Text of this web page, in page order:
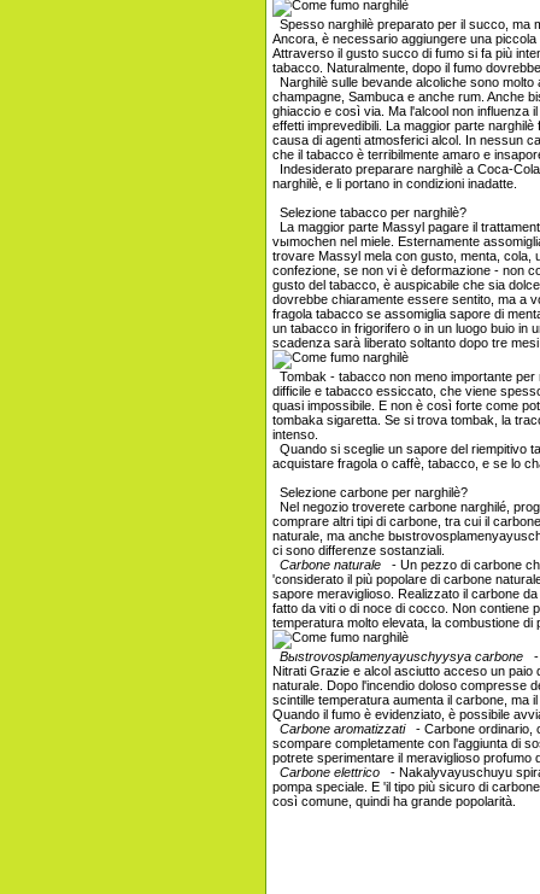
Spesso narghilè preparato per il succo, ma
Ancora, è necessario aggiungere una
Attraverso il gusto succo di fumo si fa più
tabacco. Naturalmente, dopo il fumo
Narghilè sulle bevande alcoliche sono
champagne, Sambuca e anche rum. Anche
ghiaccio e così via. Ma l'alcool non influenza
effetti imprevedibili. La maggior parte
causa di agenti atmosferici alcol. In nessun
che il tabacco è terribilmente amaro e
Indesiderato preparare narghilè a Coca-
narghilè, e li portano in condizioni inadatte.
Selezione tabacco per narghilè?
La maggior parte Massyl pagare il
vыmochen nel miele. Esternamente
trovare Massyl mela con gusto, menta, cola,
confezione, se non vi è deformazione - non
gusto del tabacco, è auspicabile che sia
dovrebbe chiaramente essere sentito, ma a
fragola tabacco se assomiglia sapore di
un tabacco in frigorifero o in un luogo buio in
scadenza sarà liberato soltanto dopo tre
Tombak - tabacco non meno importante
difficile e tabacco essiccato, che viene
quasi impossibile. E non è così forte come
tombaka sigaretta. Se si trova tombak, la
intenso.
Quando si sceglie un sapore del riempitivo
acquistare fragola o caffè, tabacco, e se lo
Selezione carbone per narghilè?
Nel negozio troverete carbone narghilé,
comprare altri tipi di carbone, tra cui il
naturale, ma anche
ci sono differenze sostanziali.
Carbone naturale
- Un pezzo di carbone
'considerato il più popolare di carbone
sapore meraviglioso. Realizzato il carbone
fatto da viti o di noce di cocco. Non contiene
temperatura molto elevata, la combustione
Bыstrovosplamenyayuschyysya carbone
Nitrati Grazie e alcol asciutto acceso un
naturale. Dopo l'incendio doloso compresse
scintille temperatura aumenta il carbone, ma
Quando il fumo è evidenziato, è possibile
Carbone aromatizzati
- Carbone ordinario,
scompare completamente con l'aggiunta di
potrete sperimentare il meraviglioso profumo
Carbone elettrico
- Nakalyvayuschuyu
pompa speciale. E 'il tipo più sicuro di
così comune, quindi ha grande popolarità.